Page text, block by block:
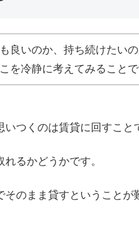
良いのか、持ち続けたい
を冷静に考えてみることで
つくのは賃貸に回すこと
るかどうかです。
のまま貸すということ